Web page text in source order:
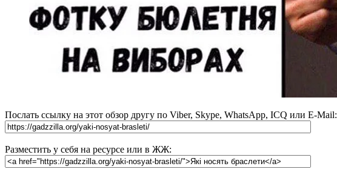
Послать ссылку на этот обзор другу по Viber, Skype, WhatsApp, ICQ или E-Mail:
Разместить у себя на ресурсе или в ЖЖ: